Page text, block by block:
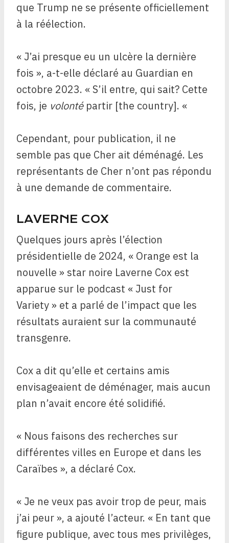
que Trump ne se présente officiellement
à la réélection.
« J’ai presque eu un ulcère la dernière
fois », a-t-elle déclaré au Guardian en
octobre 2023. « S’il entre, qui sait? Cette
fois, je volonté partir [the country]. «
Cependant, pour publication, il ne
semble pas que Cher ait déménagé. Les
représentants de Cher n’ont pas répondu
à une demande de commentaire.
LAVERNE COX
Quelques jours après l’élection
présidentielle de 2024, « Orange est la
nouvelle » star noire Laverne Cox est
apparue sur le podcast « Just for
Variety » et a parlé de l’impact que les
résultats auraient sur la communauté
transgenre.
Cox a dit qu’elle et certains amis
envisageaient de déménager, mais aucun
plan n’avait encore été solidifié.
« Nous faisons des recherches sur
différentes villes en Europe et dans les
Caraïbes », a déclaré Cox.
« Je ne veux pas avoir trop de peur, mais
j’ai peur », a ajouté l’acteur. « En tant que
figure publique, avec tous mes privilèges,